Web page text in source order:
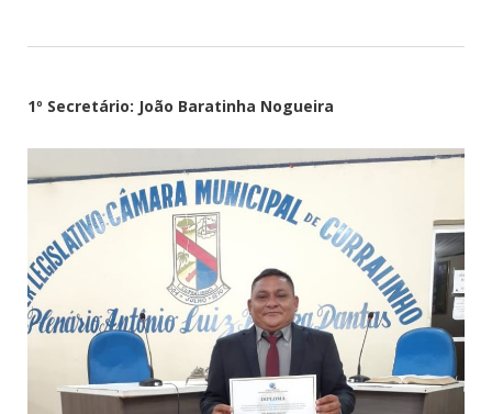
1º Secretário: João Baratinha Nogueira